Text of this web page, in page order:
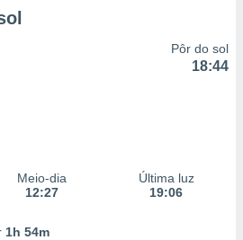
Pôr do sol
18:44
Meio-dia
12:27
Última luz
19:06
1h 54m